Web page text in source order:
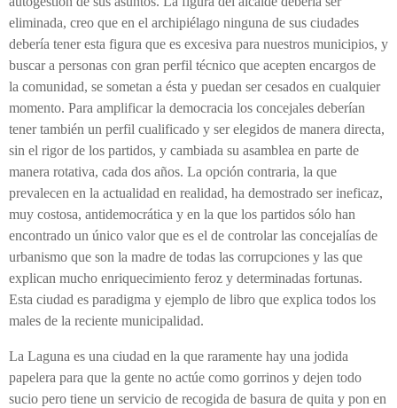
eliminada, creo que en el archipiélago ninguna de sus ciudades
debería tener esta figura que es excesiva para nuestros municipios, y
buscar a personas con gran perfil técnico que acepten encargos de
la comunidad, se sometan a ésta y puedan ser cesados en cualquier
momento. Para amplificar la democracia los concejales deberían
tener también un perfil cualificado y ser elegidos de manera directa,
sin el rigor de los partidos, y cambiada su asamblea en parte de
manera rotativa, cada dos años. La opción contraria, la que
prevalecen en la actualidad en realidad, ha demostrado ser ineficaz,
muy costosa, antidemocrática y en la que los partidos sólo han
encontrado un único valor que es el de controlar las concejalías de
urbanismo que son la madre de todas las corrupciones y las que
explican mucho enriquecimiento feroz y determinadas fortunas.
Esta ciudad es paradigma y ejemplo de libro que explica todos los
males de la reciente municipalidad.
La Laguna es una ciudad en la que raramente hay una jodida
papelera para que la gente no actúe como gorrinos y dejen todo
sucio pero tiene un servicio de recogida de basura de quita y pon en